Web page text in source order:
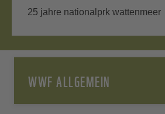
WWF ALLGEMEIN